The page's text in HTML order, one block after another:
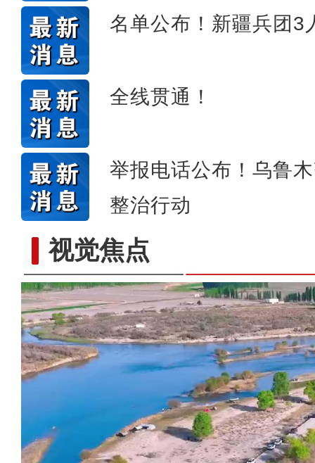
名单公布！新疆兵团3
全线贯通！
举报电话公布！乌鲁
整治行动
视觉焦点标题：新“食”尚！“小份